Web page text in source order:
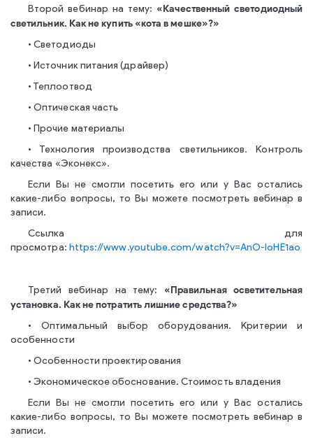
Второй вебинар на тему: «Качественный светодиодный
светильник. Как не купить «кота в мешке»?»
• Светодиоды
• Источник питания (драйвер)
• Теплоотвод
• Оптическая часть
• Прочие материалы
• Технология производства светильников. Контроль
качества «Эконекс».
Если Вы не смогли посетить его или у Вас остались
какие-либо вопросы, то Вы можете посмотреть вебинар в
записи.
Ссылка для
просмотра: https://www.youtube.com/watch?v=AnO-IoHE1ao
Третий вебинар на тему: «Правильная осветительная
установка. Как не потратить лишние средства?»
• Оптимальный выбор оборудования. Критерии и
особенности
• Особенности проектирования
• Экономическое обоснование. Стоимость владения
Если Вы не смогли посетить его или у Вас остались
какие-либо вопросы, то Вы можете посмотреть вебинар в
записи.